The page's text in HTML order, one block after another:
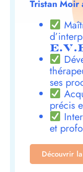
Tristan Moir
ses
précis
et
Découvrir